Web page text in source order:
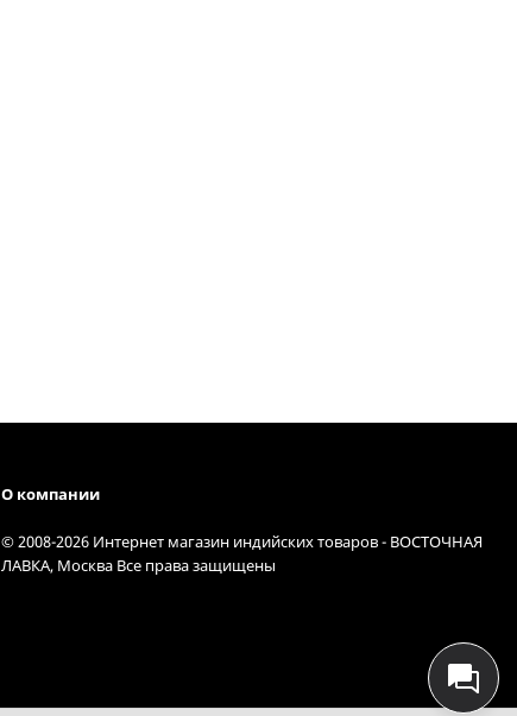
О компании
© 2008-2026 Интернет магазин индийских товаров - ВОСТОЧНАЯ
ЛАВКА, Москва Все права защищены